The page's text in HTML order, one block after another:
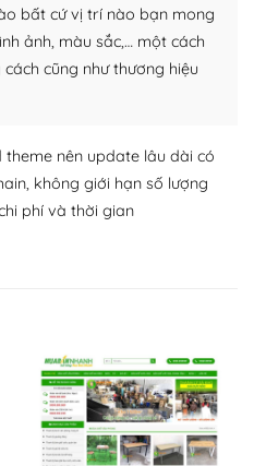
phú. Bạn có thể thỏa
phù hợp cho mục đích
themes
đều có thể dễ
khi quyết định nơi lưu trữ
website WordPress
bất cứ vị trí nào bạn mong
ảnh, màu sắc,… một cách
cũng như thương hiệu
nên update lâu dài có
không giới hạn số lượng
phí và thời gian